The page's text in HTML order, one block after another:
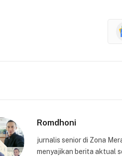
Romdhoni
jurnalis senior di Zona
menyajikan berita aktual